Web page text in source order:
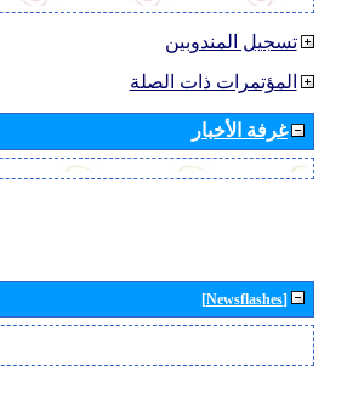
تسجيل المندوبين
المؤتمرات ذات الصلة
غرفة الأخبار
[Newsflashes]